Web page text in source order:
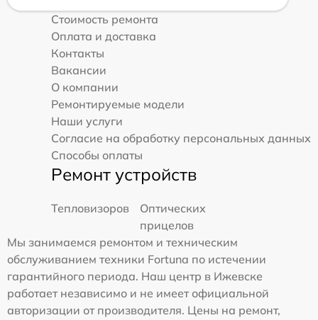
Стоимость ремонта
Оплата и доставка
Контакты
Вакансии
О компании
Ремонтируемые модели
Наши услуги
Согласие на обработку персональных данных
Способы оплаты
Ремонт устройств
Тепловизоров
Оптических
прицелов
Мы занимаемся ремонтом и техническим
обслуживанием техники Fortuna по истечении
гарантийного периода. Наш центр в Ижевске
работает независимо и не имеет официальной
авторизации от производителя. Цены на ремонт,